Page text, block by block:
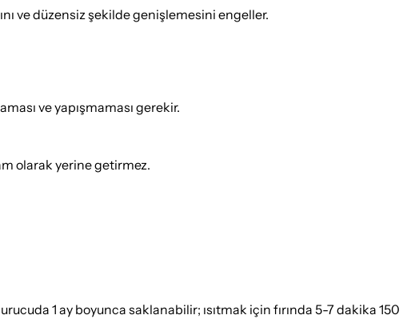
ve düzensiz şekilde genişlemesini engeller.
ve yapışmaması gerekir.
olarak yerine getirmez.
1 ay boyunca saklanabilir; ısıtmak için fırında 5-7 dakika 150